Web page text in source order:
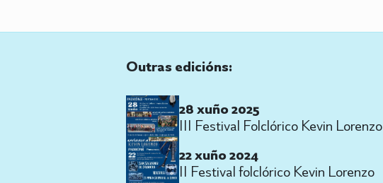
Outras edicións:
28 xuño 2025
III Festival Folclórico Kevin Lorenzo
22 xuño 2024
II Festival folclórico Kevin Lorenzo